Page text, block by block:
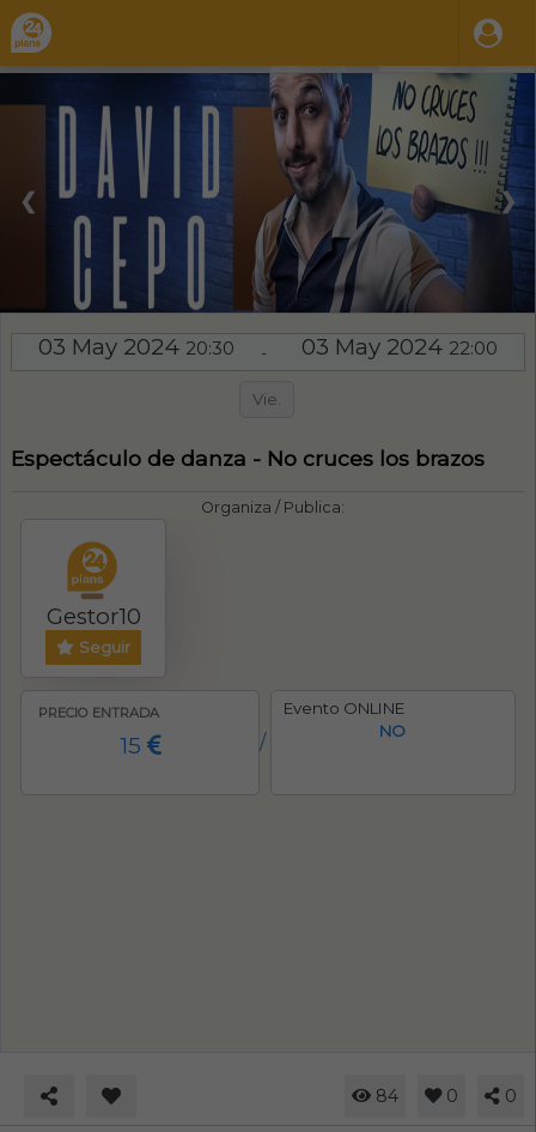
❮ ❯
03 May 2024 20:30 - 03 May 2024 22:00
Vie.
Espectáculo de danza - No cruces los brazos
Organiza / Publica:
Gestor10
Seguir
PRECIO ENTRADA
15 /
Evento ONLINE
NO
84 0 0